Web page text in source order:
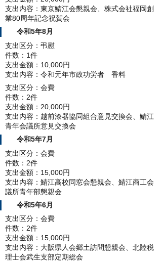
支出内容：東京鯖江会懇親会、株式会社福岡創
業80周年記念祝賀会
令和5年8月
支出区分：弔慰
件数：1件
支出金額：10,000円
支出内容：令和元年市政功労者 香料
支出区分：会費
件数：2件
支出金額：20,000円
支出内容：越前漆器協同組合意見交換会、鯖江
青年会議所意見交換会
令和5年7月
支出区分：会費
件数：2件
支出金額：15,000円
支出内容：鯖江高校同窓会懇親会、鯖江商工会
議所青年部懇親会
令和5年6月
支出区分：会費
件数：2件
支出金額：15,000円
支出内容：大阪県人会郷土訪問懇親会、北陸税
理士会武生支部定期総会